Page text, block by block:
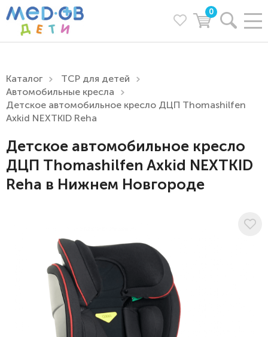
0
Каталог
ТСР для детей
Автомобильные кресла
Детское автомобильное кресло ДЦП Thomashilfen
Axkid NEXTKID Reha
Детское автомобильное кресло
ДЦП Thomashilfen Axkid NEXTKID
Reha в Нижнем Новгороде